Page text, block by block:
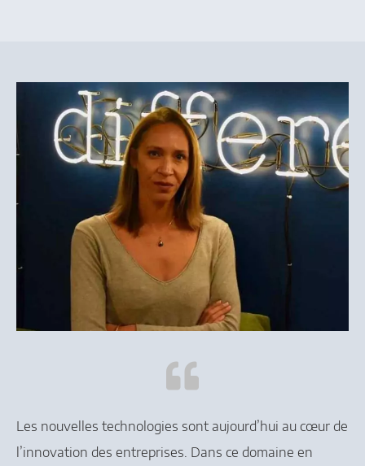
Les nouvelles technologies sont aujourd’hui au cœur de
l’innovation des entreprises. Dans ce domaine en